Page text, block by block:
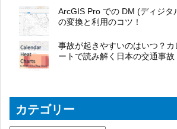
ArcGIS Pro での DM (ディジタ
の変換と利用のコツ！
事故が起きやすいのはいつ？
ートで読み解く日本の交通事故
カテゴリー